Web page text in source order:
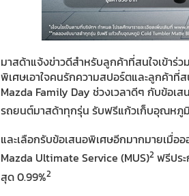
มาสด้าแจ้งข่าวดีสำหรับลูกค้าที่สนใจเข้า
พิเศษเอาใจคนรักความสปอร์ตและลูกค้า
Mazda Family Day ช่วงเวลาดีๆ กับข้อเ
รถยนต์มาสด้าทุกรุ่น รับฟรีแก้วเก็บอุณหภู
และเลือกรับข้อเสนอพิเศษอีกมากมายเมื่
Mazda Ultimate Service (MUS)2 ฟรีปร
สุด 0.99%2